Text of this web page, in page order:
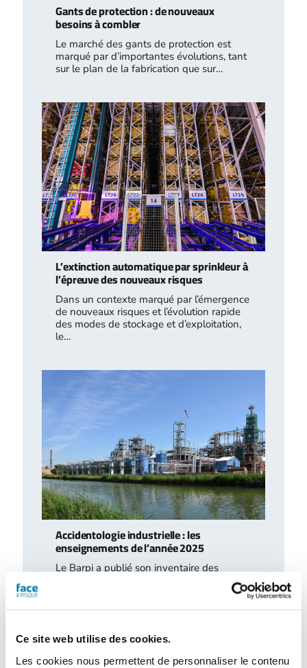
Ce site web utilise des cookies.
Les cookies nous permettent de personnaliser le contenu
Gants de protection : de nouveaux
besoins à combler
Le marché des gants de protection est
marqué par d’importantes évolutions, tant
sur le plan de la fabrication que sur…
L’extinction automatique par sprinkleur à
l’épreuve des nouveaux risques
Dans un contexte marqué par l’émergence
de nouveaux risques et l’évolution rapide
des modes de stockage et d’exploitation,
le…
Accidentologie industrielle : les
enseignements de l’année 2025
Le Barpi a publié son inventaire des
survenus en 2025 au sein des installations